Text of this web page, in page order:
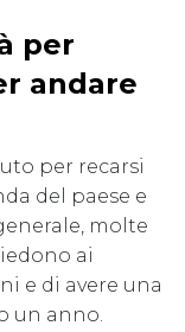
per
andare
per recarsi
del paese e
molte
ai
e di avere una
un anno.